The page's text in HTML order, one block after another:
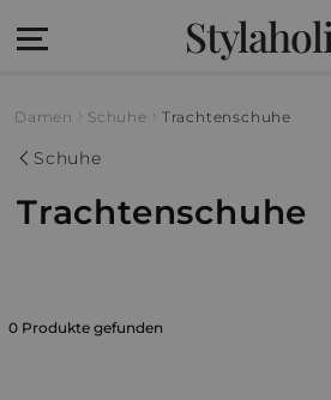
Damen Schuhe Trachtenschuhe
Schuhe
Trachtenschuhe
0 Produkte gefunden